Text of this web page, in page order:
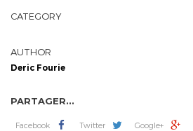
CATEGORY
AUTHOR
Deric Fourie
PARTAGER...
Facebook Twitter Google+